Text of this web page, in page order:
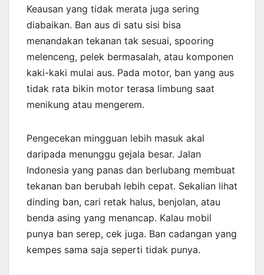
Keausan yang tidak merata juga sering
diabaikan. Ban aus di satu sisi bisa
menandakan tekanan tak sesuai, spooring
melenceng, pelek bermasalah, atau komponen
kaki-kaki mulai aus. Pada motor, ban yang aus
tidak rata bikin motor terasa limbung saat
menikung atau mengerem.
Pengecekan mingguan lebih masuk akal
daripada menunggu gejala besar. Jalan
Indonesia yang panas dan berlubang membuat
tekanan ban berubah lebih cepat. Sekalian lihat
dinding ban, cari retak halus, benjolan, atau
benda asing yang menancap. Kalau mobil
punya ban serep, cek juga. Ban cadangan yang
kempes sama saja seperti tidak punya.